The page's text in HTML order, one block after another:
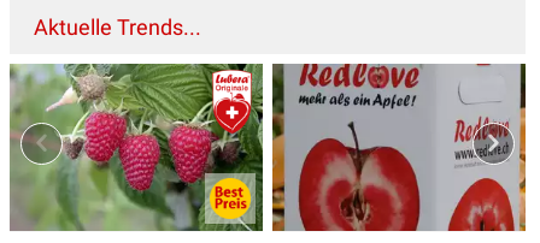
Aktuelle Trends...